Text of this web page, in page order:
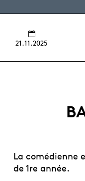
21.11.2025
La comédienne
de 1re année.